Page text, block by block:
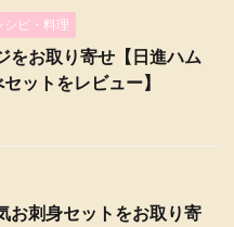
シピ・料理
をお取り寄せ【日進ハム
ットをレビュー】
お刺身セットをお取り寄